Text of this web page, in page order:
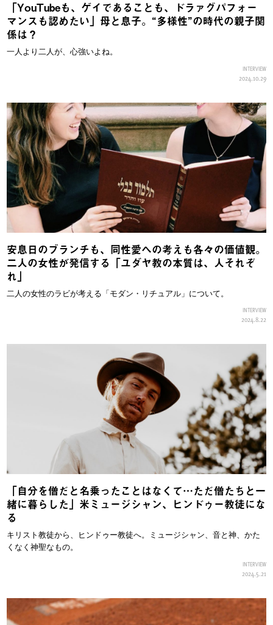
「YouTubeも、ゲイであることも、ドラァグパフォー
マンスも認めたい」母と息子。“多様性”の時代の親子関
係は？
一人より二人が、心強いよね。
INTERVIEW
2024.10.29
安息日のブランチも、同性愛への考えも各々の価値観。
二人の女性が発信する「ユダヤ教の本質は、人それぞ
れ」
二人の女性のラビが考える「モダン・リチュアル」について。
INTERVIEW
2024.8.22
「自分を僧だと名乗ったことはなくて…ただ僧たちと一
緒に暮らした」米ミュージシャン、ヒンドゥー教徒にな
る
キリスト教徒から、ヒンドゥー教徒へ。ミュージシャン、音と神、かた
くなく神聖なもの。
INTERVIEW
2024.5.21